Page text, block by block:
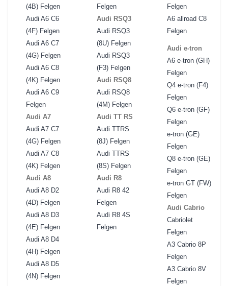
(4B) Felgen
Audi A6 C6
(4F) Felgen
Audi A6 C7
(4G) Felgen
Audi A6 C8
(4K) Felgen
Audi A6 C9
Felgen
Audi A7
Audi A7 C7
(4G) Felgen
Audi A7 C8
(4K) Felgen
Audi A8
Audi A8 D2
(4D) Felgen
Audi A8 D3
(4E) Felgen
Audi A8 D4
(4H) Felgen
Audi A8 D5
(4N) Felgen
Felgen
Audi RSQ3
Audi RSQ3
(8U) Felgen
Audi RSQ3
(F3) Felgen
Audi RSQ8
Audi RSQ8
(4M) Felgen
Audi TT RS
Audi TTRS
(8J) Felgen
Audi TTRS
(8S) Felgen
Audi R8
Audi R8 42
Felgen
Audi R8 4S
Felgen
Felgen
A6 allroad C8
Felgen
Audi e-tron
A6 e-tron (GH)
Felgen
Q4 e-tron (F4)
Felgen
Q6 e-tron (GF)
Felgen
e-tron (GE)
Felgen
Q8 e-tron (GE)
Felgen
e-tron GT (FW)
Felgen
Audi Cabrio
Cabriolet
Felgen
A3 Cabrio 8P
Felgen
A3 Cabrio 8V
Felgen